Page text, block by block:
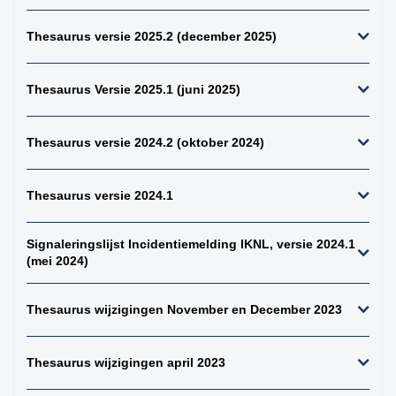
perifeer + zintuigen)
41. hersenen totaal
42. ruggenmerg totaal
43. hersenen totaal,
verlengde merg
44. alle gliomen
46. alle meningeomen
47. alle
oligodendroglioom
49. alle maligne
lymfomen (NH+HD)
50. alle non-hodgkins
Thesaurus versie 2025.2 (december 2025)
Thesaurus Versie 2025.1 (juni 2025)
Thesaurus versie 2024.2 (oktober 2024)
Thesaurus versie 2024.1
Signaleringslijst Incidentiemelding IKNL, versie 2024.1
(mei 2024)
Thesaurus wijzigingen November en December 2023
Thesaurus wijzigingen april 2023